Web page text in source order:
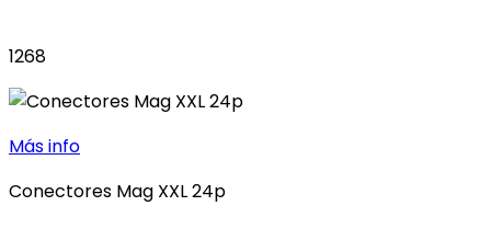
1268
Más info
Conectores Mag XXL 24p